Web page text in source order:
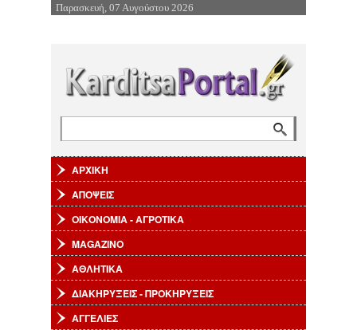
Επιστροφή στην Πλοήγηση
Παρασκευή, 07 Αυγούστου 2026
ΑΡΧΙΚΗ
ΑΠΟΨΕΙΣ
ΟΙΚΟΝΟΜΙΑ - ΑΓΡΟΤΙΚΑ
MAGAZINO
ΑΘΛΗΤΙΚΑ
ΔΙΑΚΗΡΥΞΕΙΣ - ΠΡΟΚΗΡΥΞΕΙΣ
ΑΓΓΕΛΙΕΣ